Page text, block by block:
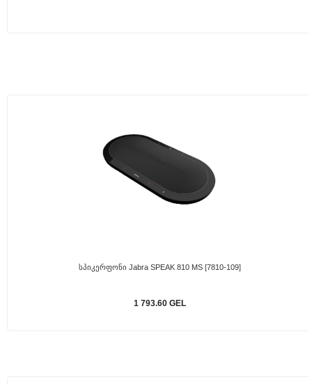
Სპიკერფონი Jabra SPEAK 810 MS [7810-109]
1 793.60 GEL